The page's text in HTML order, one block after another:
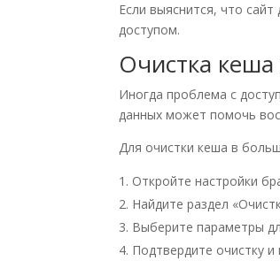
Если выяснится, что
доступом.
Очистка
Иногда проблема с
данных может помочь
Для очистки кеша в
Откройте настройки
Найдите раздел
Выберите параметры
Подтвердите очистку и